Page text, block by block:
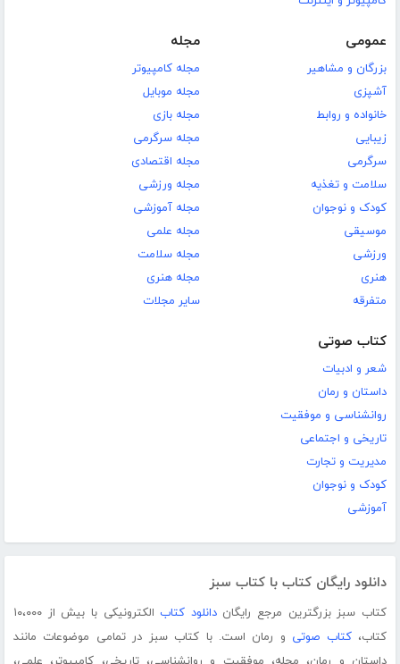
عمومی
بزرگان و مشاهیر
آشپزی
خانواده و روابط
زیبایی
سرگرمی
سلامت و تغذیه
کودک و نوجوان
موسیقی
ورزشی
هنری
متفرقه
مجله
مجله کامپیوتر
مجله موبایل
مجله بازی
مجله سرگرمی
مجله اقتصادی
مجله ورزشی
مجله آموزشی
مجله علمی
مجله سلامت
مجله هنری
سایر مجلات
کتاب صوتی
شعر و ادبیات
داستان و رمان
روانشناسی و موفقیت
تاریخی و اجتماعی
مدیریت و تجارت
کودک و نوجوان
آموزشی
دانلود رایگان کتاب با کتاب سبز
کتاب سبز بزرگترین مرجع رایگاندانلود کتاب
الکترونیکی با بیش از ۱۰،۰۰۰
کتاب،کتاب صوتی و رمان است. با کتاب سبز در تمامی موضوعات مانند